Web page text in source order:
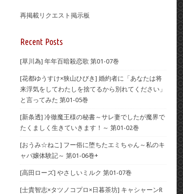
再掲載リクエスト掲示板
Recent Posts
[草川為] 年年百暗殺恋歌 第01-07巻
[花都ゆうすけ×狭山ひびき] 婚約者に「あなたは将
来浮気をしてわたしを捨てるから別れてください」
と言ってみた 第01-05巻
[新条透] 冷徹魔王様の秘書～サレ妻でしたが魔界で
たくましく生きていきます！～ 第01-02巻
[おうみ☆ねこ] フー俗に堕ちたエミちゃん～私のキ
ャバ嬢体験記～ 第01-06巻+
[高田ローズ] やさしいミルク 第01-07巻
[士貴智志×タツノコプロ×日暮茶坊] キャシャーンR